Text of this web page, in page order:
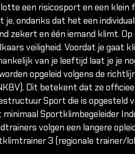
Nieuw in de
onze
een risicosport en een klein
je, ondanks dat het een
zekert en één iemand klimt.
veiligheid. Voordat je gaat
van je leeftijd laat je je
opgeleid volgens de
Dit betekent dat ze
Sport die is opgesteld
Sportklimbegeleider
volgen een langere
3 (regionale trainer/